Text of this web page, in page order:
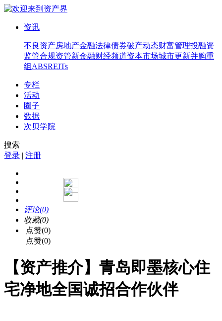
资讯
不良资产房地产金融法律债券破产动态财富管理投融资
监管合规资管新金融财经频道资本市场城市更新并购重
组 ABSREITs
专栏
活动
圈子
数据
次贝学院
搜索
登录 | 注册
评论(0)
收藏(0)
点赞(0)
点赞(0)
【资产推介】青岛即墨核心住
宅净地全国诚招合作伙伴